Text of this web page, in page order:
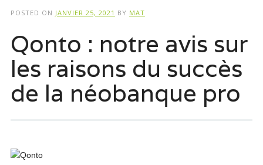
POSTED ON JANVIER 25, 2021 BY MAT
Qonto : notre avis sur
les raisons du succès
de la néobanque pro